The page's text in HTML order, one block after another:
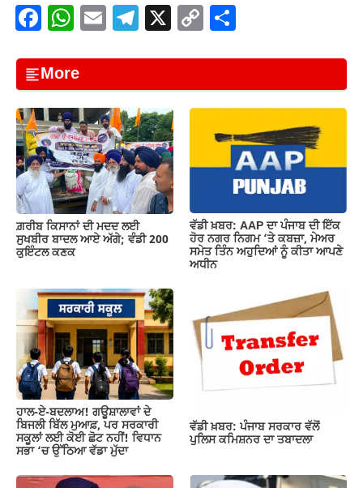
F
c
e
b
o
o
k
W
at
s
A
p
p
E
ail
T
e
gr
a
m
X C
p
y
n
k
ar
e
More
ਗ਼ਰੀਬ ਕਿਸਾਨਾਂ ਦੀ ਮਦਦ ਲਈ
ਸੁਖਬੀਰ ਬਾਦਲ ਆਏ ਅੱਗੇ; ਵੰਡੀ 200
ਕੁਇੰਟਲ ਕਣਕ
ਵੱਡੀ ਖ਼ਬਰ: AAP ਦਾ ਪੰਜਾਬ ਦੀ ਇੱਕ
ਹੋਰ ਨਗਰ ਨਿਗਮ ‘ਤੇ ਕਬਜ਼ਾ, ਮੇਅਰ
ਸਮੇਤ ਤਿੰਨ ਅਹੁਦਿਆਂ ਨੂੰ ਕੀਤਾ ਆਪਣੇ
ਅਧੀਨ
ਹਾਲ-ਏ-ਬਦਲਾਅ! ਗਊਸ਼ਾਲਾਵਾਂ ਦੇ
ਬਿਜਲੀ ਬਿੱਲ ਮੁਆਫ਼, ਪਰ ਸਰਕਾਰੀ
ਸਕੂਲਾਂ ਲਈ ਕੋਈ ਛੋਟ ਨਹੀਂ! ਵਿਧਾਨ
ਸਭਾ ‘ਚ ਉੱਠਿਆ ਵੱਡਾ ਮੁੱਦਾ
ਵੱਡੀ ਖ਼ਬਰ: ਪੰਜਾਬ ਸਰਕਾਰ ਵੱਲੋਂ
ਪੁਲਿਸ ਕਮਿਸ਼ਨਰ ਦਾ ਤਬਾਦਲਾ